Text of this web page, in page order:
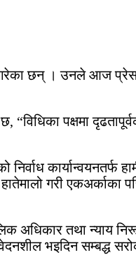
छन् । उनले आज प्रेस
“विधिका पक्षमा
कार्यान्वयनतर्फ
हातेमालो गरी
अधिकार तथा न्याय
भइदिन सम्बद्ध